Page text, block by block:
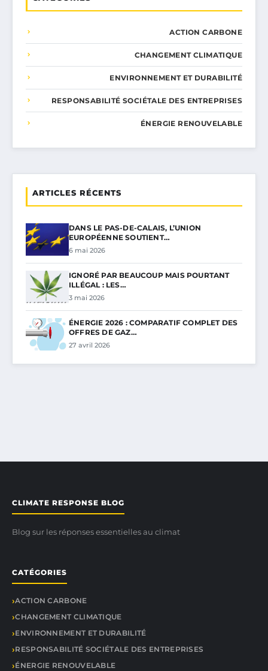
ACTION CARBONE
CHANGEMENT CLIMATIQUE
ENVIRONNEMENT ET DURABILITÉ
RESPONSABILITÉ SOCIÉTALE DES ENTREPRISES
ÉNERGIE RENOUVELABLE
ARTICLES RÉCENTS
DANS LE PAS-DE-CALAIS, L’UNION
EUROPÉENNE SOUTIENT…
6 mai 2026
IGNORÉ PAR BEAUCOUP MAIS POURTANT
ILLÉGAL : LES…
3 mai 2026
ÉNERGIE 2026 : COMPARATIF COMPLET DES
OFFRES DE GAZ…
27 avril 2026
CLIMATE RESPONSE BLOG
Blog sur les réponses essentielles au climat
CATÉGORIES
ACTION CARBONE
CHANGEMENT CLIMATIQUE
ENVIRONNEMENT ET DURABILITÉ
RESPONSABILITÉ SOCIÉTALE DES ENTREPRISES
ÉNERGIE RENOUVELABLE